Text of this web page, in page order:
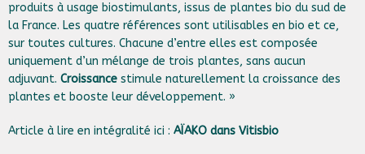
produits à usage biostimulants, issus de plantes bio du sud de
la France. Les quatre références sont utilisables en bio et ce,
sur toutes cultures. Chacune d’entre elles est composée
uniquement d’un mélange de trois plantes, sans aucun
adjuvant. Croissance stimule naturellement la croissance des
plantes et booste leur développement. »
Article à lire en intégralité ici : AÏAKO dans Vitisbio